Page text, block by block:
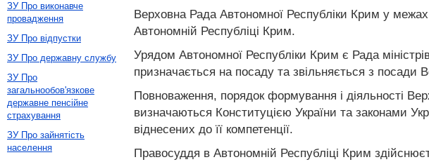
Верховна Рада Автономної Республіки Крим у
Автономній Республіці Крим.
Урядом Автономної Республіки Крим є Рада
призначається на посаду та звільняється з
Повноваження, порядок формування і діяльності
визначаються Конституцією України та законами
віднесених до її компетенції.
Правосуддя в Автономній Республіці Крим
ЗУ Про виконавче
провадження
ЗУ Про відпустки
ЗУ Про державну службу
ЗУ Про
загальнообов'язкове
державне пенсійне
страхування
ЗУ Про зайнятість
населення